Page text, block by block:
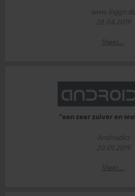
28.04.2019
Meer...
"een zeer zuiver en
Androidics
20.01.2019
Meer...